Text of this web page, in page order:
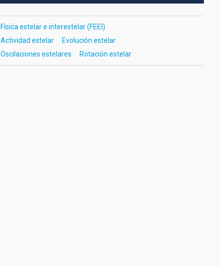
Física estelar e interestelar (FEEI)
Actividad estelar
Evolución estelar
Oscilaciones estelares
Rotación estelar